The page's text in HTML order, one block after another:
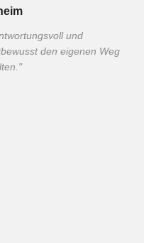
und
den eigenen Weg